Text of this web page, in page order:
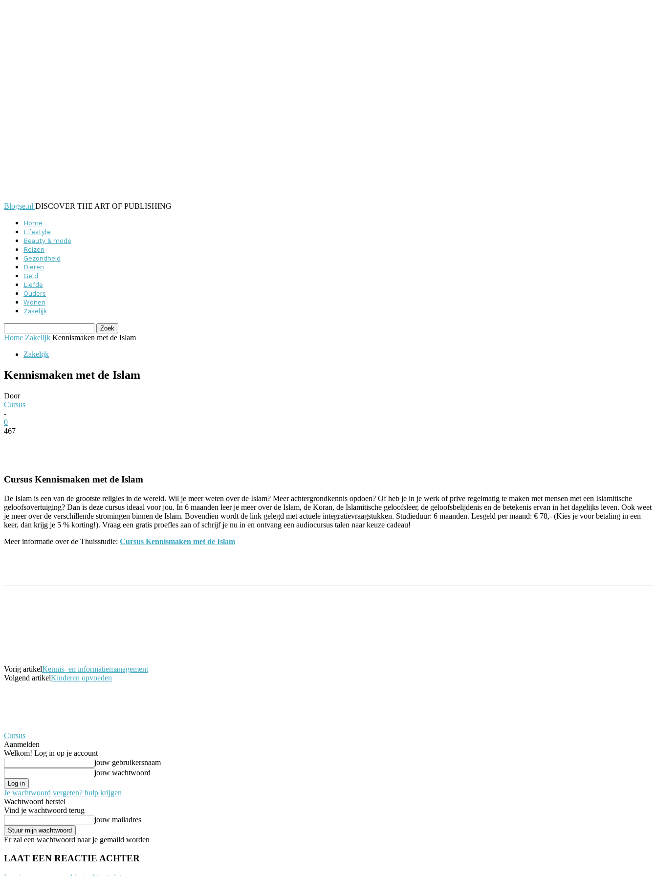
Blogse.nl DISCOVER THE ART OF PUBLISHING
Home
Lifestyle
Beauty & mode
Reizen
Gezondheid
Dieren
Geld
Liefde
Ouders
Wonen
Zakelijk
Home Zakelijk Kennismaken met de Islam
Zakelijk
Kennismaken met de Islam
Door
Cursus
-
0
467
Cursus Kennismaken met de Islam
De Islam is een van de grootste religies in de wereld. Wil je meer weten over de Islam? Meer achtergrondkennis opdoen? Of heb je in je werk of prive regelmatig te maken met mensen met een Islamitische
geloofsovertuiging? Dan is deze cursus ideaal voor jou. In 6 maanden leer je meer over de Islam, de Koran, de Islamitische geloofsleer, de geloofsbelijdenis en de betekenis ervan in het dagelijks leven. Ook weet
je meer over de verschillende stromingen binnen de Islam. Bovendien wordt de link gelegd met actuele integratievraagstukken. Studieduur: 6 maanden. Lesgeld per maand: € 78,- (Kies je voor betaling in een
keer, dan krijg je 5 % korting!). Vraag een gratis proefles aan of schrijf je nu in en ontvang een audiocursus talen naar keuze cadeau!
Meer informatie over de Thuisstudie: Cursus Kennismaken met de Islam
Vorig artikelKennis- en informatiemanagement
Volgend artikelKinderen opvoeden
Cursus
Aanmelden
Welkom! Log in op je account
jouw gebruikersnaam
jouw wachtwoord
Je wachtwoord vergeten? hulp krijgen
Wachtwoord herstel
Vind je wachtwoord terug
jouw mailadres
Er zal een wachtwoord naar je gemaild worden
LAAT EEN REACTIE ACHTER